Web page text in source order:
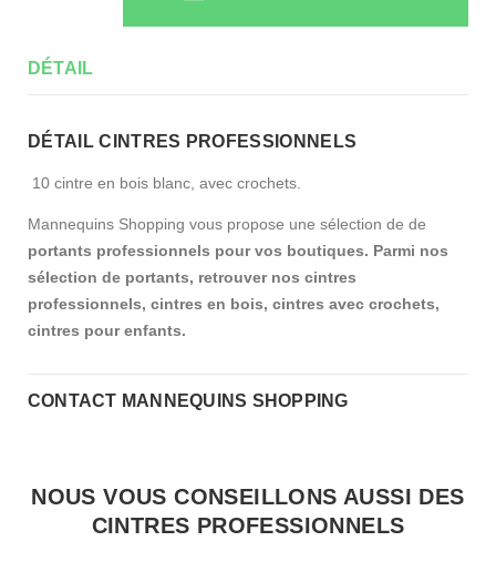
DÉTAIL
DÉTAIL CINTRES PROFESSIONNELS
10 cintre en bois blanc, avec crochets.
Mannequins Shopping vous propose une sélection de de
portants professionnels pour vos boutiques. Parmi nos
sélection de portants, retrouver nos cintres
professionnels, cintres en bois, cintres avec crochets,
cintres pour enfants.
CONTACT MANNEQUINS SHOPPING
NOUS VOUS CONSEILLONS AUSSI DES
CINTRES PROFESSIONNELS